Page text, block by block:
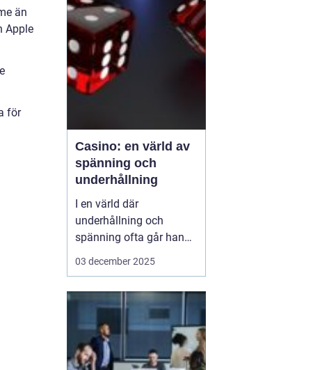
än
Apple
för
teknik och distribution.
D&ari...
Casino: en värld av
spänning och
underhållning
I en värld där
underhållning och
spänning ofta går hand i
hand, framstår casinon
kombineras för att
skapa oförglömliga
upplevelser. Från de
glitt...
03 december 2025